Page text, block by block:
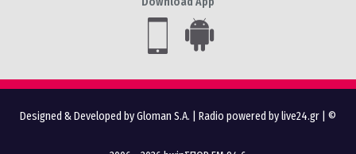
Designed & Developed by Gloman S.A. Radio powered by live24.gr | ©